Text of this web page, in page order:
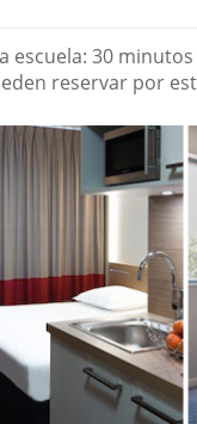
escuela: 30
reservar por